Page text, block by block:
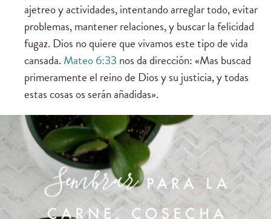
ajetreo y actividades, intentando arreglar todo, evitar
problemas, mantener relaciones, y buscar la felicidad
fugaz. Dios no quiere que vivamos este tipo de vida
cansada. Mateo 6:33 nos da dirección: «Mas buscad
primeramente el reino de Dios y su justicia, y todas
estas cosas os serán añadidas».